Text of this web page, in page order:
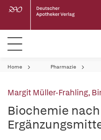
Home Pharmazie
Margit Müller-Frahling,
Biochemie